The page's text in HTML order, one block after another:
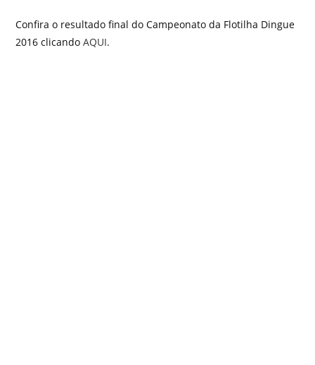
Confira o resultado final do Campeonato da Flotilha Dingue
2016 clicandoAQUI.